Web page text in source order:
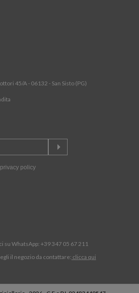
45/A - 06132 - San Sisto (PG)
privacy policy
su WhatsApp: +39 347 05 67 211
il negozio da contattare: clicca qui